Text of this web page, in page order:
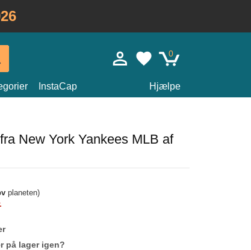
0
InstaCap Hjælpe
New York Yankees MLB af
planeten)
på lager igen?